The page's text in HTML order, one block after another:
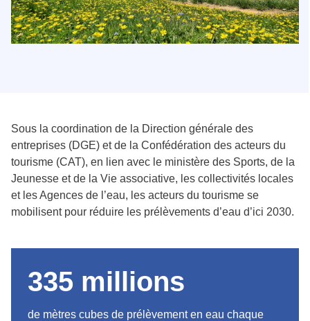
Sous la coordination de la Direction générale des
entreprises (DGE) et de la Confédération des acteurs du
tourisme (CAT), en lien avec le ministère des Sports, de la
Jeunesse et de la Vie associative, les collectivités locales
et les Agences de l’eau, les acteurs du tourisme se
mobilisent pour réduire les prélèvements d’eau d’ici 2030.
335 millions
de mètres cubes de prélèvement en eau chaque